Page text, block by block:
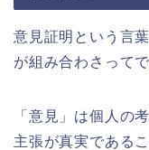
意見証明という言
が組み合わさって
「意見」は個人の
主張が真実である